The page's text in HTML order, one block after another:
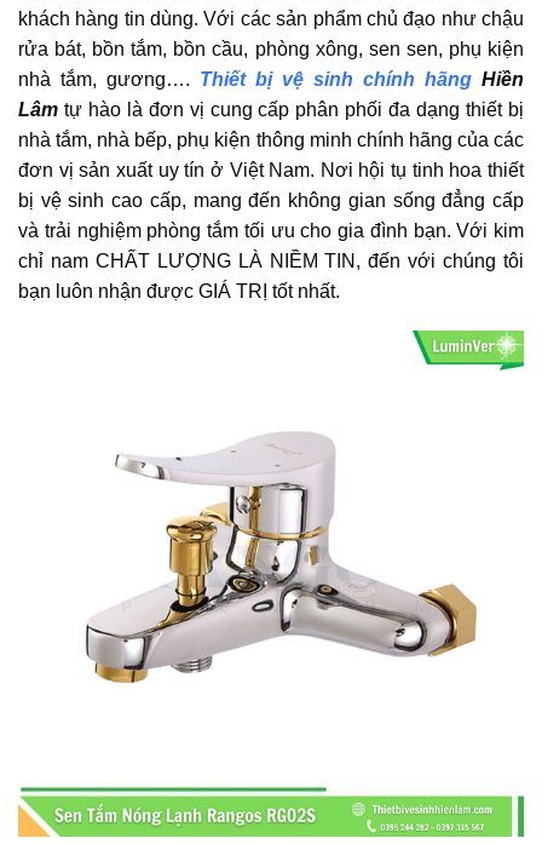
khách hàng tin dùng. Với các sản phẩm chủ đạo như chậu
rửa bát, bồn tắm, bồn cầu, phòng xông, sen sen, phụ kiện
nhà tắm, gương…. Thiết bị vệ sinh chính hãng Hiền
Lâm tự hào là đơn vị cung cấp phân phối đa dạng thiết bị
nhà tắm, nhà bếp, phụ kiện thông minh chính hãng của các
đơn vị sản xuất uy tín ở Việt Nam. Nơi hội tụ tinh hoa thiết
bị vệ sinh cao cấp, mang đến không gian sống đẳng cấp
và trải nghiệm phòng tắm tối ưu cho gia đình bạn. Với kim
chỉ nam CHẤT LƯỢNG LÀ NIỀM TIN, đến với chúng tôi
bạn luôn nhận được GIÁ TRỊ tốt nhất.